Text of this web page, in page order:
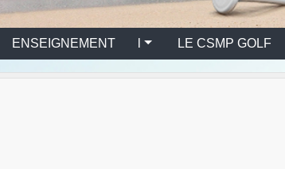
ENSEIGNEMENT l LE CSMP GOLF l